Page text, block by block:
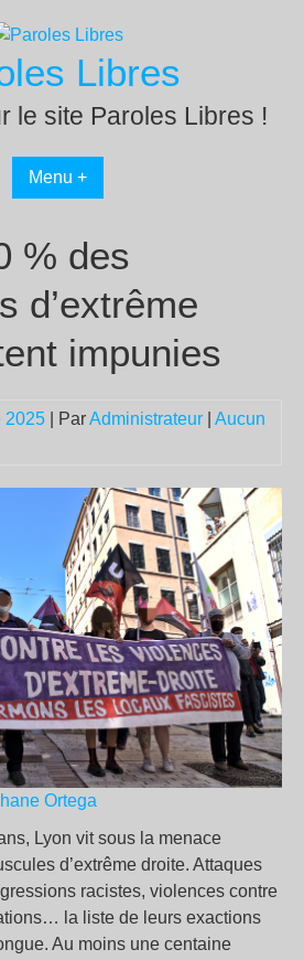
Libres
le site Paroles Libres !
Menu +
% des
d’extrême
impunies
2025 | ParAdministrateur
Aucun
Ortega
Lyon vit sous la menace
d’extrême droite. Attaques
racistes, violences contre
la liste de leurs exactions
Au moins une centaine